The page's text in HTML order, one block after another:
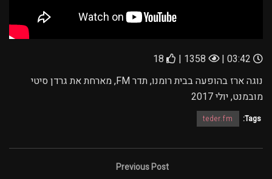
נוגה ארז בהופעה בבית רומנו, תדר FM, מארחת את גרדן סיטי
מובמנט, יולי 2017
Tags:
teder.fm
Previous Post